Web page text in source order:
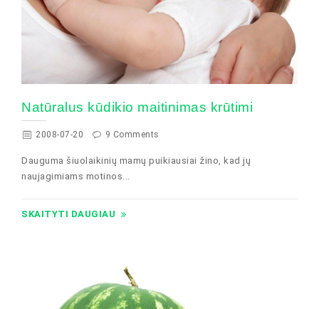
Natūralus kūdikio maitinimas krūtimi
2008-07-20 9 Comments
Dauguma šiuolaikinių mamų puikiausiai žino, kad jų
naujagimiams motinos...
SKAITYTI DAUGIAU